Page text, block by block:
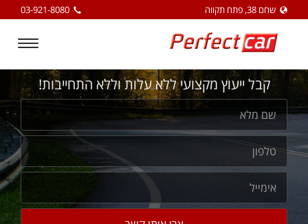
שחם 38, פתח תקווה 03-921-8080
Toggle
קבל ייעוץ מקצועי ללא עלות וללא התחייבות!